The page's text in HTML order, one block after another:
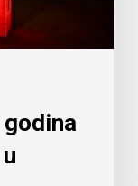
godina